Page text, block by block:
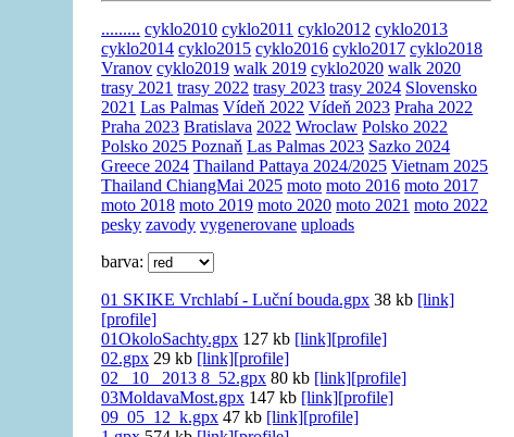
......... cyklo2010 cyklo2011 cyklo2012 cyklo2013
cyklo2014 cyklo2015 cyklo2016 cyklo2017 cyklo2018
Vranov cyklo2019 walk 2019 cyklo2020 walk 2020
trasy 2021 trasy 2022 trasy 2023 trasy 2024 Slovensko
2021 Las Palmas Vídeň 2022 Vídeň 2023 Praha 2022
Praha 2023 Bratislava 2022 Wroclaw Polsko 2022
Polsko 2025 Poznaň Las Palmas 2023 Sazko 2024
Greece 2024 Thailand Pattaya 2024/2025 Vietnam 2025
Thailand ChiangMai 2025 moto moto 2016 moto 2017
moto 2018 moto 2019 moto 2020 moto 2021 moto 2022
pesky zavody vygenerovane uploads
barva:
01 SKIKE Vrchlabí - Luční bouda.gpx 38 kb [link]
[profile]
01OkoloSachty.gpx 127 kb [link][profile]
02.gpx 29 kb [link][profile]
02_ 10_ 2013 8_52.gpx 80 kb [link][profile]
03MoldavaMost.gpx 147 kb [link][profile]
09_05_12_k.gpx 47 kb [link][profile]